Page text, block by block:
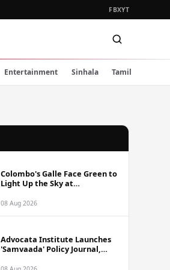
FBXYT
Entertainment Sinhala Tamil
Colombo's Galle Face Green to
Light Up the Sky at
2026
08 Aug 2026
Advocata Institute Launches
'Samvaada' Policy Journal,